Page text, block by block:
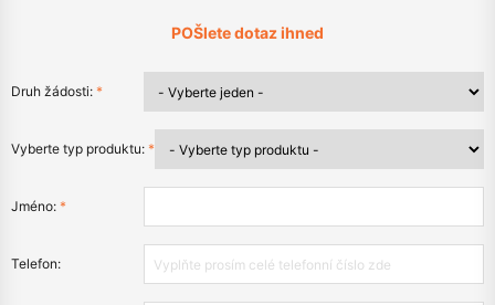
POŠlete dotaz ihned
Druh žádosti: *
Vyberte typ produktu: *
Jméno: *
Telefon: